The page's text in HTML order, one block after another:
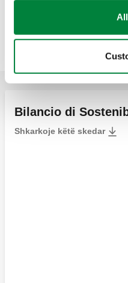
idrotermosanitarie
contribuiscono a
Bilancio di
Shkarkoje këtë skedar